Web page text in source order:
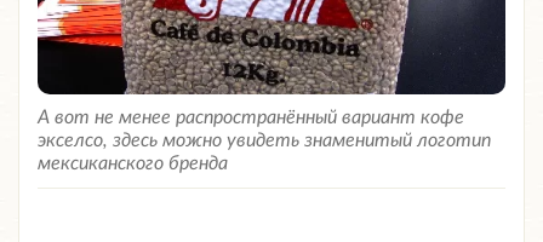
А вот не менее распространённый вариант кофе
экселсо, здесь можно увидеть знаменитый логотип
мексиканского бренда